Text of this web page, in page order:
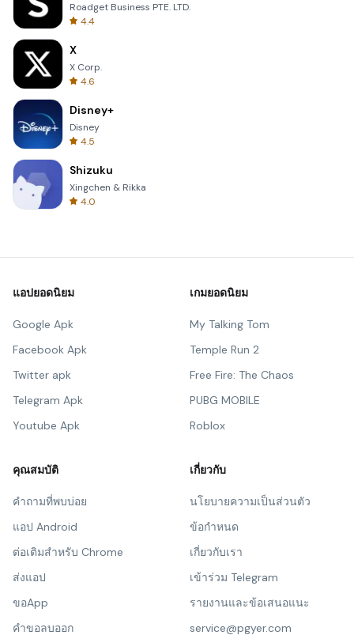
Roadget Business PTE. LTD.
4.4
X
X Corp.
4.6
Disney+
Disney
4.5
Shizuku
Xingchen & Rikka
4.0
แอปยอดนิยม
Google Apk
Facebook Apk
Twitter apk
Telegram Apk
Youtube Apk
เกมยอดนิยม
My Talking Tom
Temple Run 2
Free Fire: The Chaos
PUBG MOBILE
Roblox
คุณสมบัติ
คำถามที่พบบ่อย
แอป Android
ต่อเติมสำหรับ Chrome
ส่งแอป
ขอApp
คำขอลบออก
เกี่ยวกับ
นโยบายความเป็นส่วนตัว
ข้อกำหนด
เกี่ยวกับเรา
เข้าร่วม Telegram
รายงานและข้อเสนอแนะ
service@pgyer.com